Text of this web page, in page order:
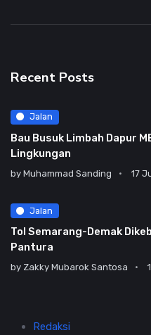
Recent Posts
Jalan
Bau Busuk Limbah Dapur
Lingkungan
by Muhammad Sanding 17
Jalan
Tol Semarang-Demak
Pantura
by Zakky Mubarok Santosa
Redaksi